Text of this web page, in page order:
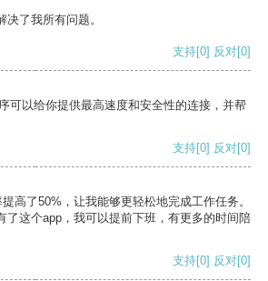
了我所有问题。
支持[0] 反对[0]
可以给你提供最高速度和安全性的连接，并帮
支持[0] 反对[0]
高了50%，让我能够更轻松地完成工作任务。
了这个app，我可以提前下班，有更多的时间陪
支持[0] 反对[0]